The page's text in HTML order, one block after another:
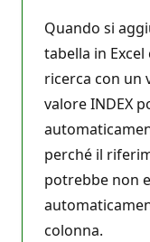
Quando si
tabella in
ricerca con un
valore INDEX
perché il
potrebbe non
colonna.